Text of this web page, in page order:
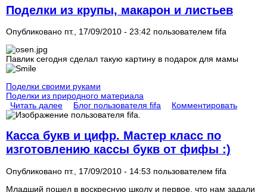
Поделки из крупы, макарон и листьев
Опубликовано пт., 17/09/2010 - 23:42 пользователем fifa
Павлик сегодня сделал такую картину в подарок для мамы
Поделки своими руками
Поделки из природного материала
Читать далее
Блог пользователя fifa Комментировать
Касса букв и цифр. Мастер класс по
изготовлению кассы букв от фифы :)
Опубликовано пт., 17/09/2010 - 14:53 пользователем fifa
Младший пошел в воскресную школу и первое, что нам задали